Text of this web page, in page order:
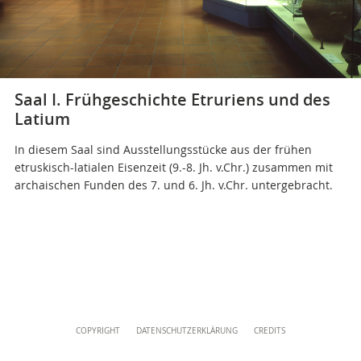
Direktionsbüro
+39 06 69883332
musei@scv.va
Saal I. Frühgeschichte Etruriens und des
Latium
In diesem Saal sind Ausstellungsstücke aus der frühen
etruskisch-latialen Eisenzeit (9.-8. Jh. v.Chr.) zusammen mit
archaischen Funden des 7. und 6. Jh. v.Chr. untergebracht.
COPYRIGHT DATENSCHUTZERKLÄRUNG CREDITS